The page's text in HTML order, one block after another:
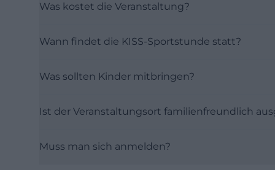
Was kostet die Veranstaltung?
Wann findet die KISS-Sportstunde statt?
Was sollten Kinder mitbringen?
Ist der Veranstaltungsort familienfreundlich
Muss man sich anmelden?